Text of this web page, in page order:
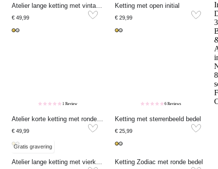
€ 49,99
Ketting met open initial
€ 29,99
1 Review
€ 49,99
6 Reviews
Ketting met sterrenbeeld bedel
€ 25,99
Gratis gravering
Ketting Zodiac met ronde bedel